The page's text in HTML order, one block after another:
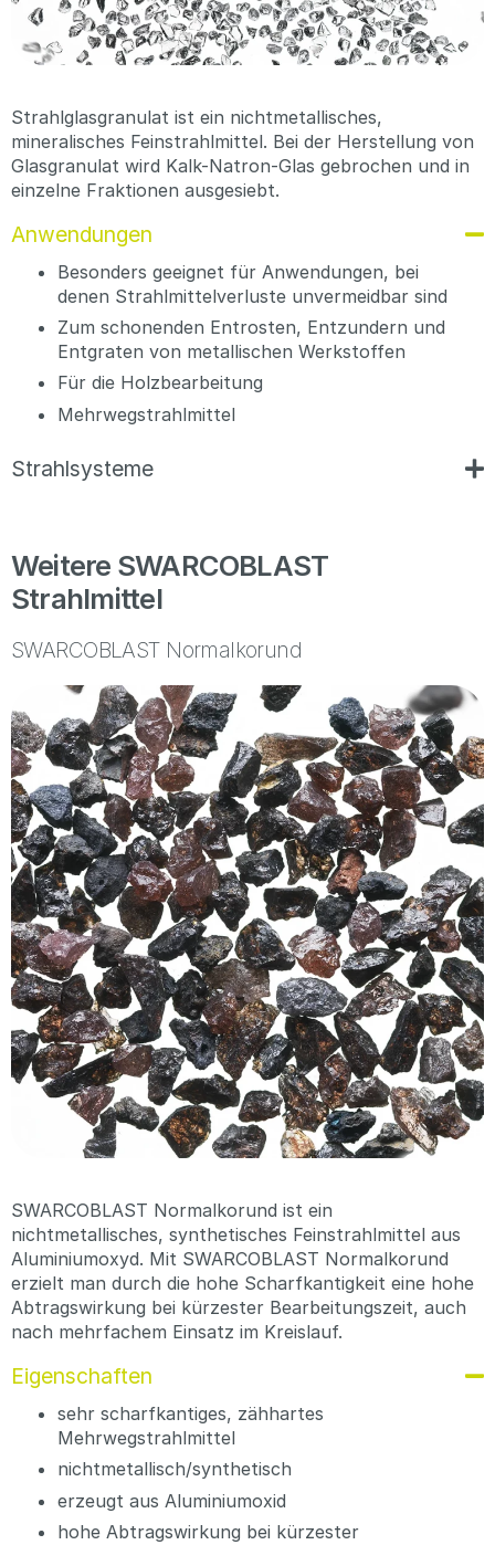
Strahlglasgranulat ist ein nichtmetallisches,
mineralisches Feinstrahlmittel. Bei der Herstellung von
Glasgranulat wird Kalk-Natron-Glas gebrochen und in
einzelne Fraktionen ausgesiebt.
Anwendungen
Besonders geeignet für Anwendungen, bei
denen Strahlmittelverluste unvermeidbar sind
Zum schonenden Entrosten, Entzundern und
Entgraten von metallischen Werkstoffen
Für die Holzbearbeitung
Mehrwegstrahlmittel
Strahlsysteme
Weitere SWARCOBLAST
Strahlmittel
SWARCOBLAST Normalkorund
SWARCOBLAST Normalkorund ist ein
nichtmetallisches, synthetisches Feinstrahlmittel aus
Aluminiumoxyd. Mit SWARCOBLAST Normalkorund
erzielt man durch die hohe Scharfkantigkeit eine hohe
Abtragswirkung bei kürzester Bearbeitungszeit, auch
nach mehrfachem Einsatz im Kreislauf.
Eigenschaften
sehr scharfkantiges, zähhartes
Mehrwegstrahlmittel
nichtmetallisch/synthetisch
erzeugt aus Aluminiumoxid
hohe Abtragswirkung bei kürzester